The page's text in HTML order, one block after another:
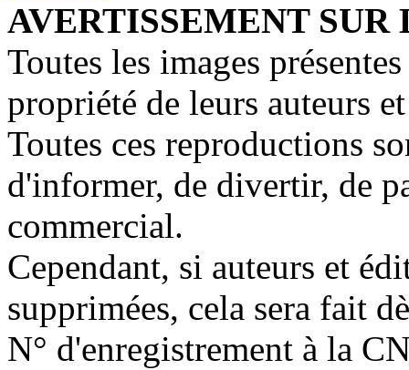
AVERTISSEMENT
Toutes les images
propriété de leurs auteurs
Toutes ces reproductions
d'informer, de divertir, de
commercial.
Cependant, si auteurs et
supprimées, cela sera fait
N° d'enregistrement à la